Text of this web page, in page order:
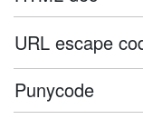
URL escape
Punycode